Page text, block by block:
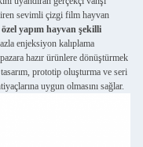
sevimli çizgi film hayvan
yapım hayvan şekilli
enjeksiyon kalıplama
hazır ürünlere dönüştürmek
prototip oluşturma ve seri
uygun olmasını sağlar.